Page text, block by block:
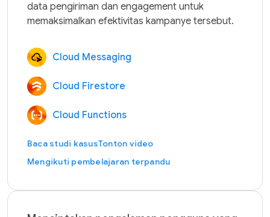
data pengiriman dan engagement untuk
Cloud Messaging
Cloud Firestore
Cloud Functions
Baca studi kasusTonton video
Mengikuti pembelajaran terpandu